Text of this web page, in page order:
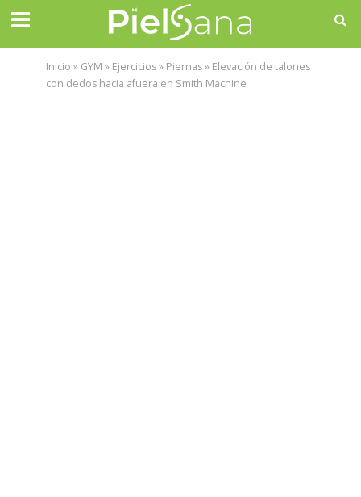
Inicio » GYM » Ejercicios» Piernas» Elevación de talones
con dedos hacia afuera en Smith Machine